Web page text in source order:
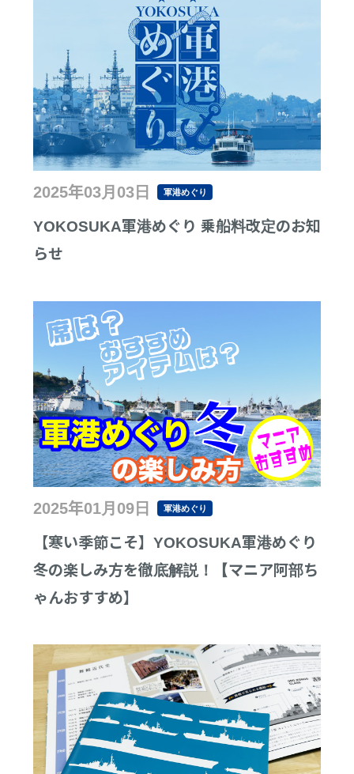
2025年03月03日 軍港めぐり
YOKOSUKA軍港めぐり 乗船料改定のお知
らせ
2025年01月09日 軍港めぐり
【寒い季節こそ】YOKOSUKA軍港めぐり
冬の楽しみ方を徹底解説！【マニア阿部ち
ゃんおすすめ】